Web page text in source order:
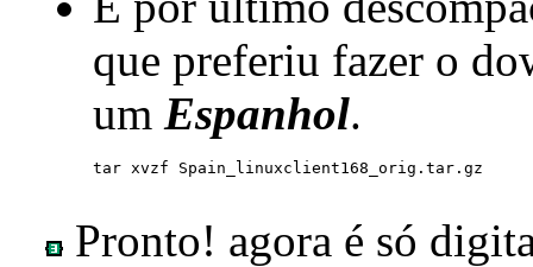
que preferiu fazer o
um Espanhol.
Pronto! agora é só